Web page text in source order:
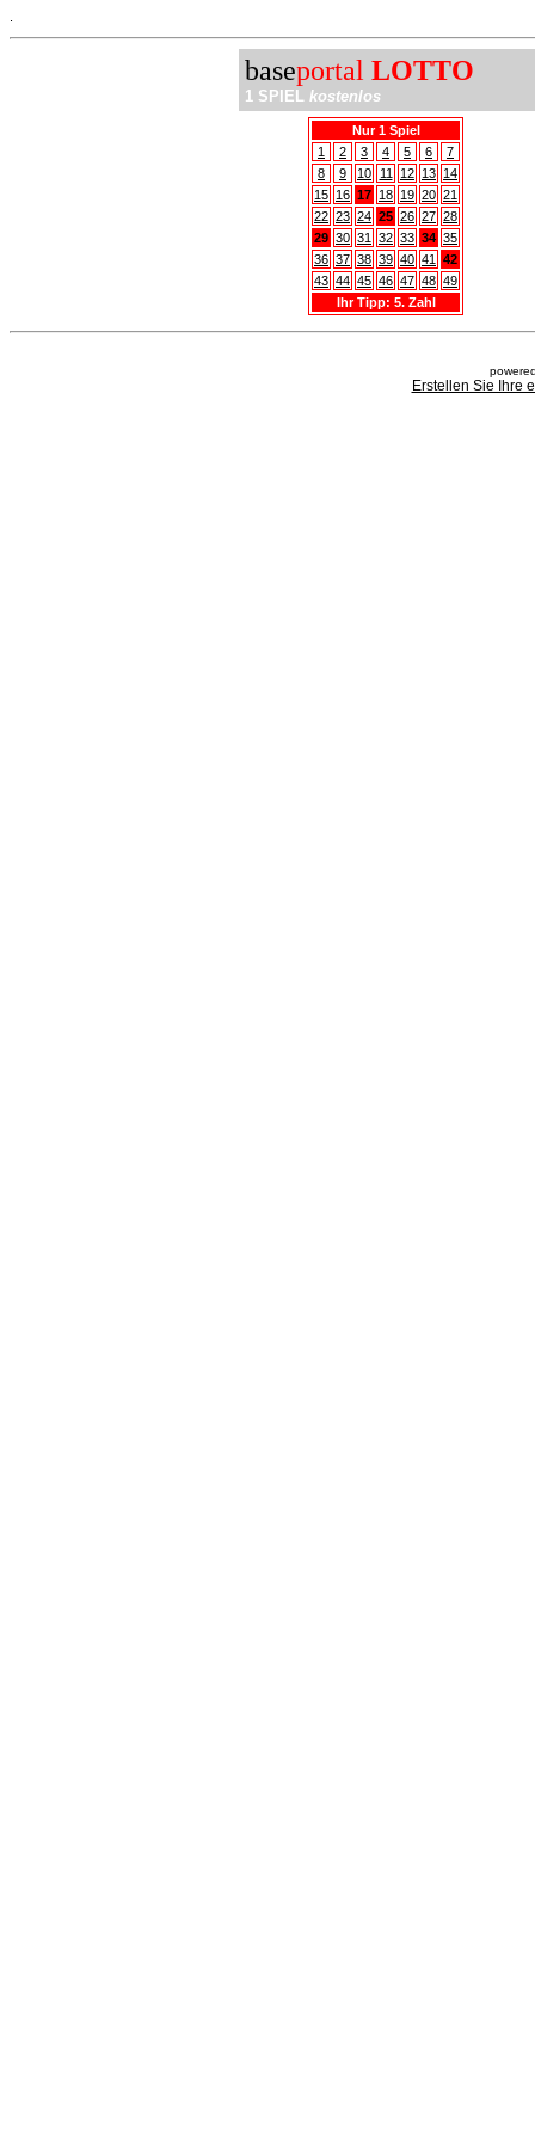
baseportal LOTTO
1 SPIEL kostenlos
Nur 1 Spiel
1
2 3 4 5 6
7
8
9 10 11 12 13 14
15 16 17 18 19 20 21
22 23 24 25 26 27 28
29 30 31 32 33 34 35
36 37 38 39 40 41
42
43 44 45 46 47 48 49
Ihr Tipp: 5. Zahl
Erstellen Sie Ihre